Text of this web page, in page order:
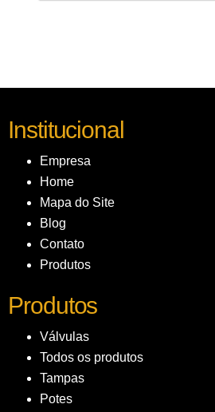
Institucional
Empresa
Home
Mapa do Site
Blog
Contato
Produtos
Produtos
Válvulas
Todos os produtos
Tampas
Potes